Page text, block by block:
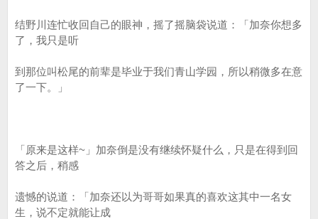
结野川连忙收回自己的眼神，摇了摇脑袋说道：「加奈你想多
了，我只是听
到那位叫松尾的前辈是毕业于我们青山学园，所以稍微多在意
了一下。」
「原来是这样~」加奈倒是没有继续怀疑什么，只是在得到回
答之后，稍感
遗憾的说道：「加奈还以为哥哥如果真的喜欢这其中一名女
生，说不定就能让成